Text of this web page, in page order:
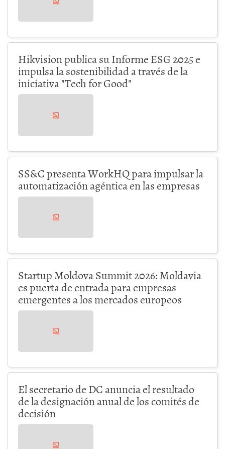
Hikvision publica su Informe ESG 2025 e
impulsa la sostenibilidad a través de la
iniciativa "Tech for Good"
SS&C presenta WorkHQ para impulsar la
automatización agéntica en las empresas
Startup Moldova Summit 2026: Moldavia
es puerta de entrada para empresas
emergentes a los mercados europeos
El secretario de DC anuncia el resultado
de la designación anual de los comités de
decisión